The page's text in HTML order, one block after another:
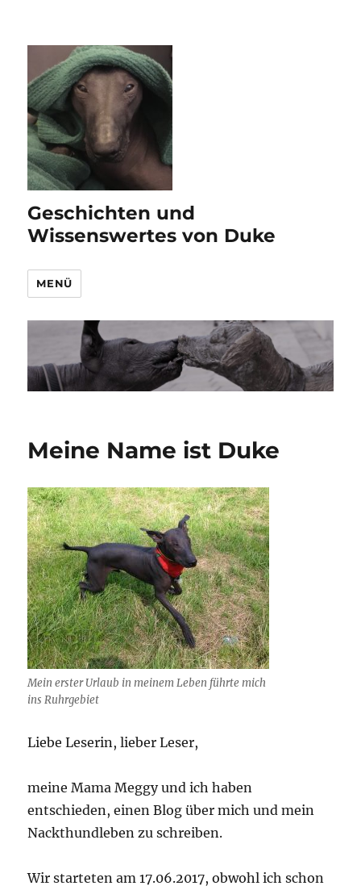
Geschichten und
Wissenswertes von Duke
MENÜ
Meine Name ist Duke
Mein erster Urlaub in meinem Leben führte mich
ins Ruhrgebiet
Liebe Leserin, lieber Leser,
meine Mama Meggy und ich haben
entschieden, einen Blog über mich und mein
Nackthundleben zu schreiben.
Wir starteten am 17.06.2017, obwohl ich schon